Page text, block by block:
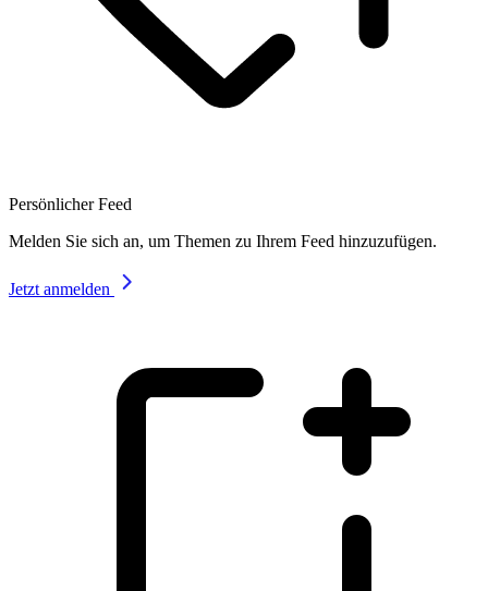
Persönlicher Feed
Melden Sie sich an, um Themen zu Ihrem Feed hinzuzufügen.
Jetzt anmelden